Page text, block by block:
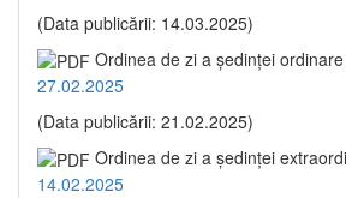
(Data publicării: 14.03.2025)
Ordinea de zi a şedinţei
27.02.2025
(Data publicării: 21.02.2025)
Ordinea de zi a şedinţei
14.02.2025